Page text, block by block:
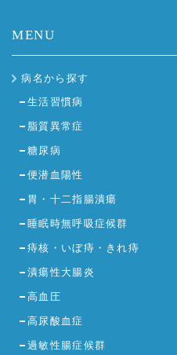
MENU
病名から探す
生活習慣病
脂質異常症
糖尿病
便潜血陽性
胃・十二指腸潰瘍
睡眠時無呼吸症候群
痔核・いぼ痔・きれ痔
潰瘍性大腸炎
高血圧
高尿酸血症
過敏性腸症候群